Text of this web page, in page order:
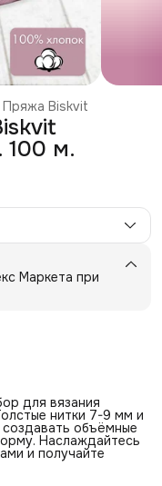
Пряжа Biskvit
100 м.
Маркета при
для вязания
нитки 7-9 мм и
объёмные
Наслаждайтесь
и получайте